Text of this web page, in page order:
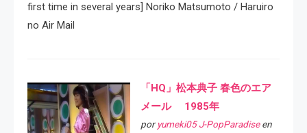
first time in several years] Noriko Matsumoto / Haruiro
no Air Mail
「HQ」松本典子 春色のエア
メール 1985年
por yumeki05 J-PopParadiseen